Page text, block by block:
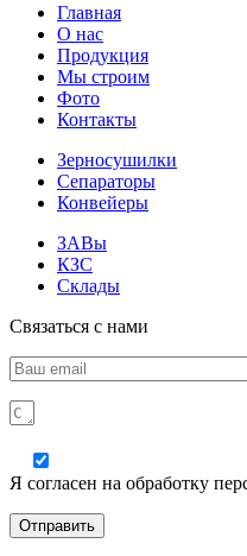
Главная
О нас
Продукция
Мы строим
Фото
Контакты
Зерносушилки
Сепараторы
Конвейеры
ЗАВы
КЗС
Склады
Связаться с нами
Я согласен на обработку